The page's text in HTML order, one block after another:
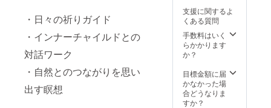
・日々の祈りガイド
・インナーチャイルドとの
対話ワーク
・自然とのつながりを思い
出す瞑想
らえる
言葉
で、生
活をス
タート
に良い
プログ
ラムで
す。
支援に関するよ
くある質問
手数料はいく
らかかります
か？
目標金額に届
かなかった場
合どうなりま
すか？